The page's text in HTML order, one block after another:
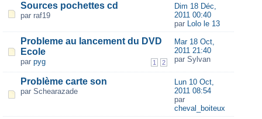
Sources pochettes cd
par raf19
Dim 18 Déc,
2011 00:40
par Lolo le 13
Probleme au lancement du DVD
Ecole
1 2
par pyg
Mar 18 Oct,
2011 21:40
par Sylvan
Problème carte son
par Schearazade
Lun 10 Oct,
2011 08:54
par
cheval_boiteux